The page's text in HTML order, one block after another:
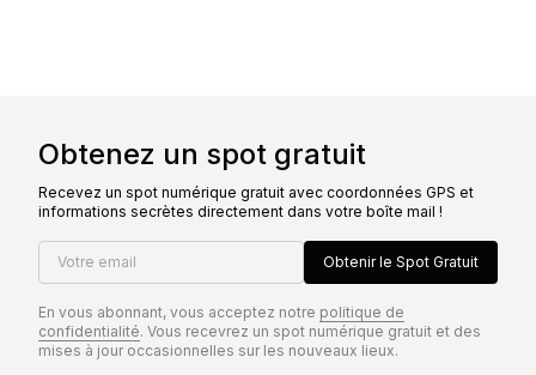
Obtenez un spot gratuit
Recevez un spot numérique gratuit avec coordonnées GPS et
informations secrètes directement dans votre boîte mail !
Votre email Obtenir le Spot Gratuit
En vous abonnant, vous acceptez notre politique de
confidentialité. Vous recevrez un spot numérique gratuit et des
mises à jour occasionnelles sur les nouveaux lieux.